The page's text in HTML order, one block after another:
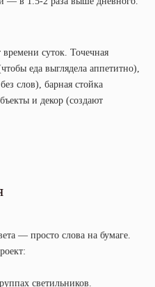
времени суток. Точечная
еда выглядела аппетитно),
слов), барная стойка
и декор (создают
— просто слова на бумаге.
светильников.